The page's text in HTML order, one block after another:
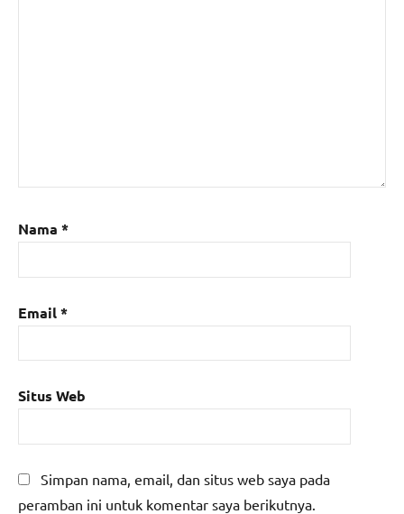
Nama *
Email*
Situs Web
Simpan nama, email, dan situs web saya pada
peramban ini untuk komentar saya berikutnya.